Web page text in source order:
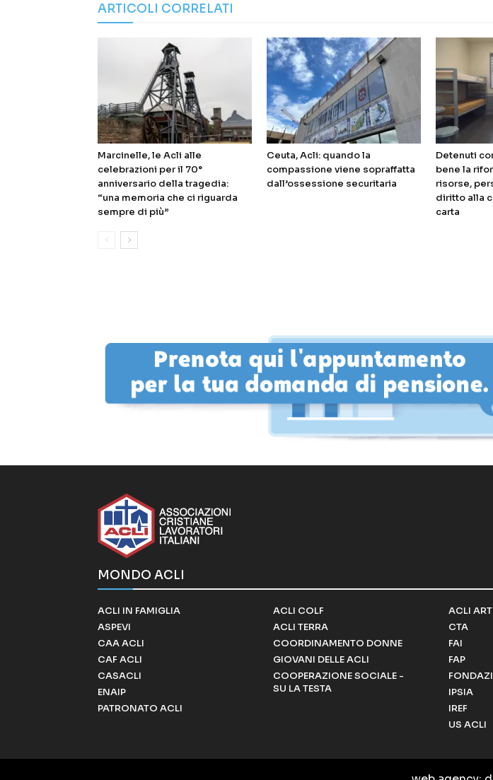
ARTICOLI CORRELATI
Marcinelle, le Acli alle
celebrazioni per il 70°
anniversario della tragedia:
“una memoria che ci riguarda
sempre di più”
Ceuta, Acli: quando la
compassione viene sopraffatta
dall’ossessione securitaria
Detenuti
bene la
risorse,
diritto alla
carta
MONDO ACLI
ACLI IN FAMIGLIA
ASPEVI
CAA ACLI
CAF ACLI
CASACLI
ENAIP
PATRONATO ACLI
ACLI COLF
ACLI TERRA
COORDINAMENTO DONNE
GIOVANI DELLE ACLI
COOPERAZIONE SOCIALE -
SU LA TESTA
ACLI
CTA
FAI
FAP
IPSIA
IREF
US ACLI